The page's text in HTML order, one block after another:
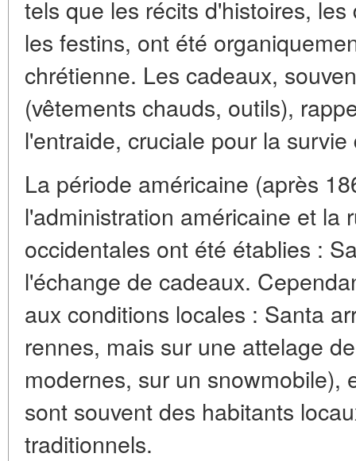
tels que les récits d'histoires,
les festins, ont été
chrétienne. Les cadeaux,
(vêtements chauds, outils),
l'entraide, cruciale pour la
La période américaine (après
l'administration américaine et la
occidentales ont été établies :
l'échange de cadeaux.
aux conditions locales : Santa
rennes, mais sur une attelage
modernes, sur un snowmobile),
sont souvent des habitants
traditionnels.